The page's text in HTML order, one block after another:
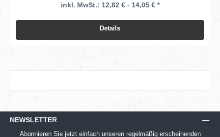
inkl. MwSt.: 12,82 € - 14,05 € *
Details
NEWSLETTER
Abonnieren Sie jetzt einfach unseren regelmäßig erscheinenden